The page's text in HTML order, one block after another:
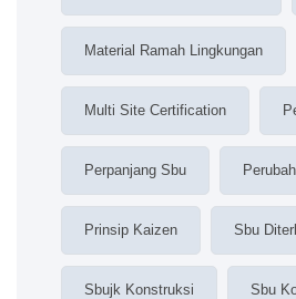
Material Ramah Lingkungan
Multi Site Certification
Perpanjang Sbu
Prinsip Kaizen Sbu
Sbujk Konstruksi Sbu